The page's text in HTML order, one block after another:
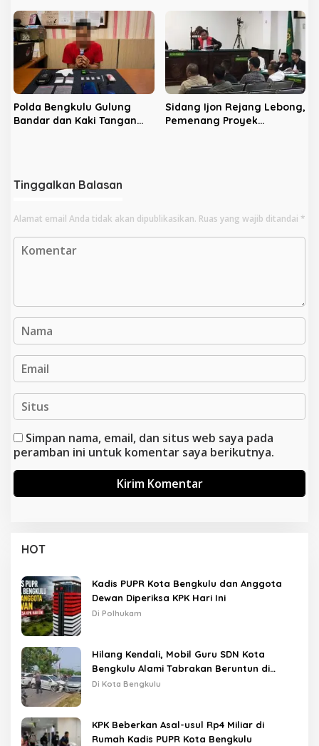
ke Bendahara
Polda Bengkulu Gulung
Bandar dan Kaki Tangan
Sidang Ijon Rejang Lebong,
Pemenang Proyek
Tinggalkan Balasan
Alamat email Anda tidak akan dipublikasikan. Ruas yang wajib ditandai *
Simpan nama, email, dan situs web saya pada
peramban ini untuk komentar saya berikutnya.
HOT
Kadis PUPR Kota Bengkulu dan Anggota
Dewan Diperiksa KPK Hari Ini
Di Polhukam
Hilang Kendali, Mobil Guru SDN Kota
Bengkulu Alami Tabrakan Beruntun di
Lampu Merah
Di Kota Bengkulu
KPK Beberkan Asal-usul Rp4 Miliar di
Rumah Kadis PUPR Kota Bengkulu